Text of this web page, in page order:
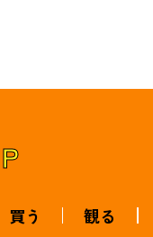
買う 観る